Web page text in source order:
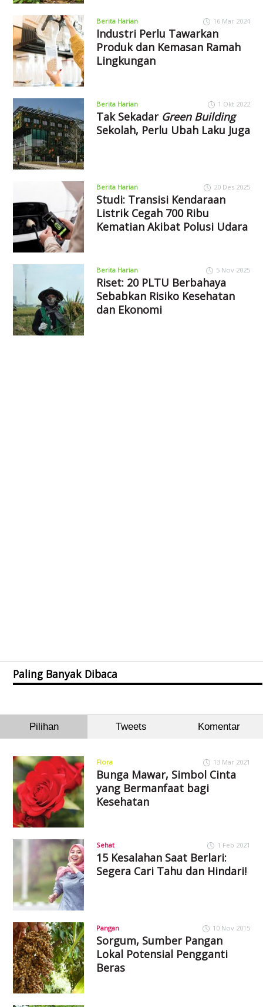
Berita Harian 16 Mar 2024
Industri Perlu Tawarkan
Produk dan Kemasan Ramah
Lingkungan
Berita Harian 1 Okt 2022
Tak Sekadar Green Building
Sekolah, Perlu Ubah Laku Juga
Berita Harian 20 Des 2025
Studi: Transisi Kendaraan
Listrik Cegah 700 Ribu
Kematian Akibat Polusi Udara
Berita Harian 5 Nov 2025
Riset: 20 PLTU Berbahaya
Sebabkan Risiko Kesehatan
dan Ekonomi
Paling Banyak Dibaca
Pilihan Tweets Komentar
Flora 13 Mar 2021
Bunga Mawar, Simbol Cinta
yang Bermanfaat bagi
Kesehatan
Sehat 1 Feb 2021
15 Kesalahan Saat Berlari:
Segera Cari Tahu dan Hindari!
Pangan 10 Nov 2015
Sorgum, Sumber Pangan
Lokal Potensial Pengganti
Beras